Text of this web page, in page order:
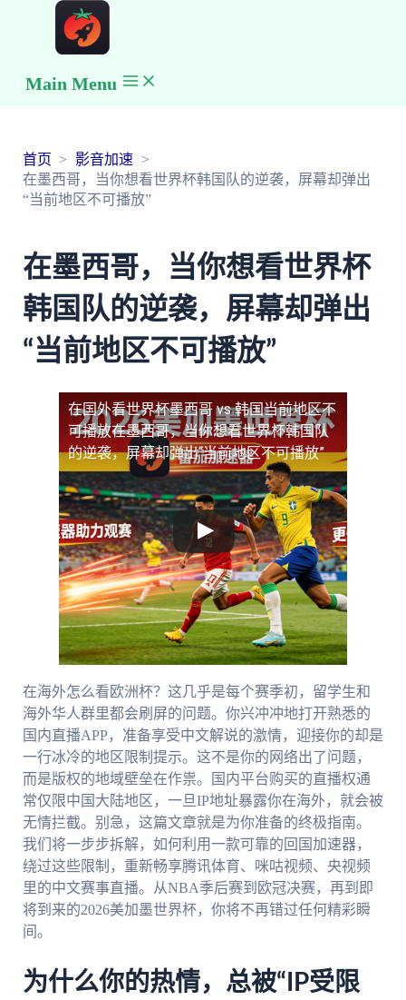
Main Menu
首页
影音加速
在墨西哥，当你想看世界杯韩国队的逆袭，屏幕却弹出
“当前地区不可播放”
在墨西哥，当你想看世界杯
韩国队的逆袭，屏幕却弹出
“当前地区不可播放”
在国外看世界杯墨西哥 vs 韩国当前地区不
可播放在墨西哥，当你想看世界杯韩国队
的逆袭，屏幕却弹出“当前地区不可播放”
在海外怎么看欧洲杯？这几乎是每个赛季初，留学生和
海外华人群里都会刷屏的问题。你兴冲冲地打开熟悉的
国内直播APP，准备享受中文解说的激情，迎接你的却是
一行冰冷的地区限制提示。这不是你的网络出了问题，
而是版权的地域壁垒在作祟。国内平台购买的直播权通
常仅限中国大陆地区，一旦IP地址暴露你在海外，就会被
无情拦截。别急，这篇文章就是为你准备的终极指南。
我们将一步步拆解，如何利用一款可靠的回国加速器，
绕过这些限制，重新畅享腾讯体育、咪咕视频、央视频
里的中文赛事直播。从NBA季后赛到欧冠决赛，再到即
将到来的2026美加墨世界杯，你将不再错过任何精彩瞬
间。
为什么你的热情，总被“IP受限